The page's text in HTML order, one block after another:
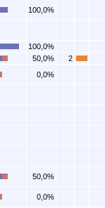
100,0%
100,0%
50,0%
2
0,0%
50,0%
0,0%